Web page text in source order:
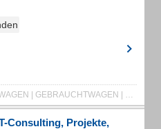
AUTOHANDEL | AUTO | UNFALLWAGEN | GEBRAUCHTWAGEN | BUSSE | GELÄNDEWAGEN | MOTORSCHADEN
Consulting, Projekte,